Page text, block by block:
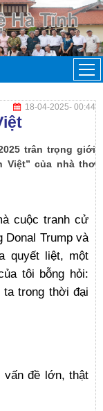
18-04-2025- 00:44
trân trọng giới
Việt” của nhà thơ
cuộc tranh cử
Donal Trump và
quyết liệt, một
tôi bỗng hỏi:
ta trong thời đại
vấn đề lớn, thật